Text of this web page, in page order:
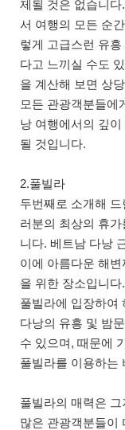
제될 것은 없습니다
서 여행의 모든 순
렇게 고급스런 유
다고 느끼실 수도
을 계산해 보면 상
모든 관광객분들에
낭 여행에서의 깊
될 것입니다.
2.풀빌라
두번째로 소개해
러분의 최상의 휴
니다. 베트남 다낭
이에 아름다운 해
을 위한 장소입니
풀빌라에 입장하여
다낭의 유흥 및 밤
수 있으며, 때문에
풀빌라를 이용하는
풀빌라의 매력은
많은 관광객분들이